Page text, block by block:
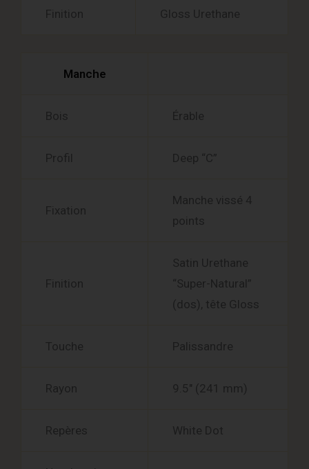
Finition Gloss Urethane
Manche
Bois Érable
Profil Deep “C”
Fixation
Manche vissé 4
points
Finition
Satin Urethane
“Super-Natural”
(dos), tête Gloss
Touche Palissandre
Rayon 9.5″ (241 mm)
Repères White Dot